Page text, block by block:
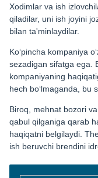
Xodimlar va ish
qiladilar, uni ish joyini
bilan ta'minlaydilar.
Ko‘pincha kompaniya
sezadigan sifatga ega.
kompaniyaning
hech bo‘lmaganda, bu
Biroq, mehnat bozori
qabul qilganiga qarab
haqiqatni belgilaydi.
ish beruvchi brendini